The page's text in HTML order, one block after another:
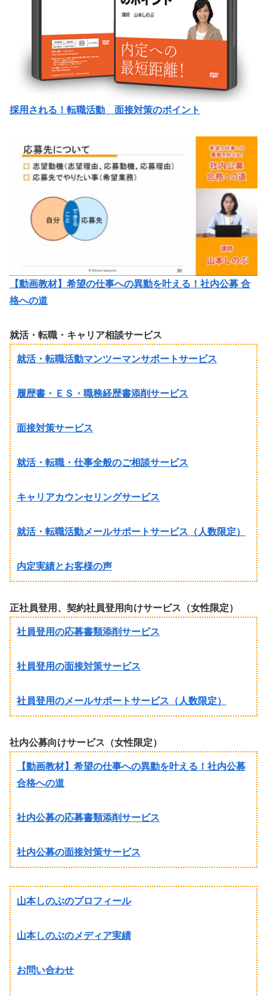
採用される！転職活動 面接対策のポイント
【動画教材】希望の仕事への異動を叶える！社内公募 合
格への道
就活・転職・キャリア相談サービス
就活・転職活動マンツーマンサポートサービス
履歴書・ＥＳ・職務経歴書添削サービス
面接対策サービス
就活・転職・仕事全般のご相談サービス
キャリアカウンセリングサービス
就活・転職活動メールサポートサービス（人数限定）
内定実績とお客様の声
正社員登用、契約社員登用向けサービス（女性限定）
社員登用の応募書類添削サービス
社員登用の面接対策サービス
社員登用のメールサポートサービス（人数限定）
社内公募向けサービス（女性限定）
【動画教材】希望の仕事への異動を叶える！社内公募
合格への道
社内公募の応募書類添削サービス
社内公募の面接対策サービス
山本しのぶのプロフィール
山本しのぶのメディア実績
お問い合わせ